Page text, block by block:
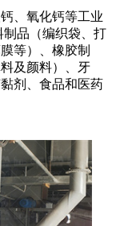
、氧化钙等工业
品（编织袋、打
等）、橡胶制
及颜料）、牙
剂、食品和医药